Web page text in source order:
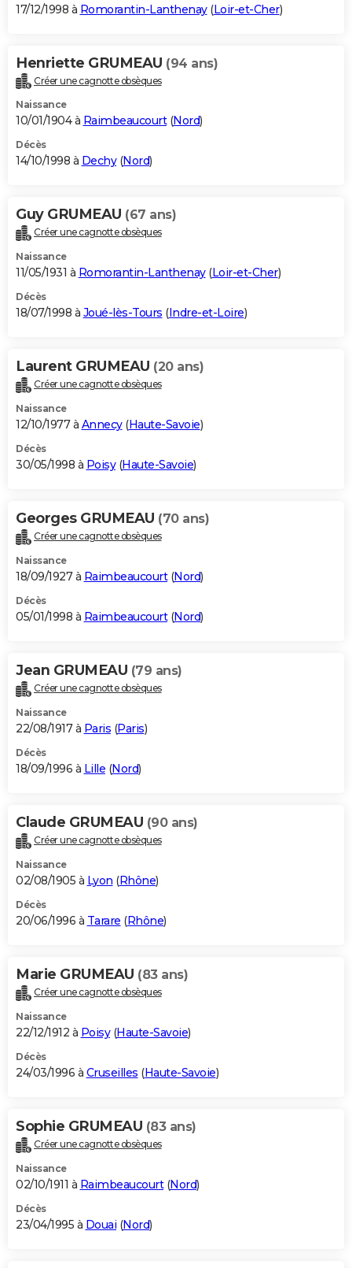
17/12/1998 à Romorantin-Lanthenay(Loir-et-Cher)
Henriette GRUMEAU (94 ans)
Créer une cagnotte obsèques
Naissance
10/01/1904 à Raimbeaucourt(Nord)
Décès
14/10/1998 à Dechy(Nord)
Guy GRUMEAU (67 ans)
Créer une cagnotte obsèques
Naissance
11/05/1931 à Romorantin-Lanthenay(Loir-et-Cher)
Décès
18/07/1998 à Joué-lès-Tours (Indre-et-Loire)
Laurent GRUMEAU (20 ans)
Créer une cagnotte obsèques
Naissance
12/10/1977 à Annecy(Haute-Savoie)
Décès
30/05/1998 à Poisy(Haute-Savoie)
Georges GRUMEAU (70 ans)
Créer une cagnotte obsèques
Naissance
18/09/1927 à Raimbeaucourt(Nord)
Décès
05/01/1998 à Raimbeaucourt(Nord)
Jean GRUMEAU (79 ans)
Créer une cagnotte obsèques
Naissance
22/08/1917 à Paris (Paris)
Décès
18/09/1996 à Lille (Nord)
Claude GRUMEAU (90 ans)
Créer une cagnotte obsèques
Naissance
02/08/1905 à Lyon (Rhône)
Décès
20/06/1996 à Tarare (Rhône)
Marie GRUMEAU (83 ans)
Créer une cagnotte obsèques
Naissance
22/12/1912 à Poisy(Haute-Savoie)
Décès
24/03/1996 à Cruseilles (Haute-Savoie)
Sophie GRUMEAU (83 ans)
Créer une cagnotte obsèques
Naissance
02/10/1911 à Raimbeaucourt(Nord)
Décès
23/04/1995 à Douai (Nord)